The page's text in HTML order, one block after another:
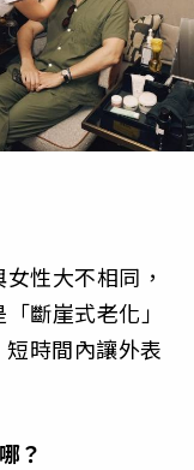
性大不相同，
斷崖式老化」
時間內讓外表
？